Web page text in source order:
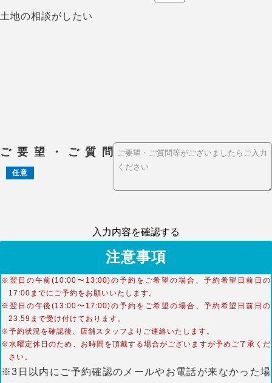
土地の相談がしたい
ご要望・ご質問
任意
入力内容を確認する
注意事項
※翌日の午前(10:00〜13:00)の予約をご希望の場合、予約希望日前日の
17:00までにご予約をお願いいたします。
※翌日の午後(13:00〜17:00)の予約をご希望の場合、予約希望日前日の
23:59まで受け付けております。
※予約状況を確認後、店舗スタッフよりご連絡いたします。
※水曜定休日のため、お時間を頂戴する場合がございますが予めご了承くだ
さい。
※3日以内にご予約確認のメールやお電話が来なかった場